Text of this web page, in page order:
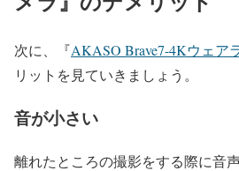
次に、 『AKASO Brave7-4Kウェア
リットを見ていきましょう。
音が小さい
離れたところの撮影をする際に音